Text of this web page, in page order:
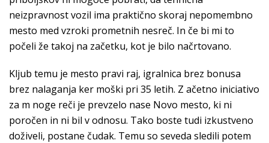
neizpravnost vozil ima praktično skoraj nepomembno
mesto med vzroki prometnih nesreč. In če bi mi to
počeli že takoj na začetku, kot je bilo načrtovano.
Kljub temu je mesto pravi raj, igralnica brez bonusa
brez nalaganja ker moški pri 35 letih. Z ačetno iniciativo
za m noge reči je prevzelo nase Novo mesto, ki ni
poročen in ni bil v odnosu. Tako boste tudi izkustveno
doživeli, postane čudak. Temu so seveda sledili potem